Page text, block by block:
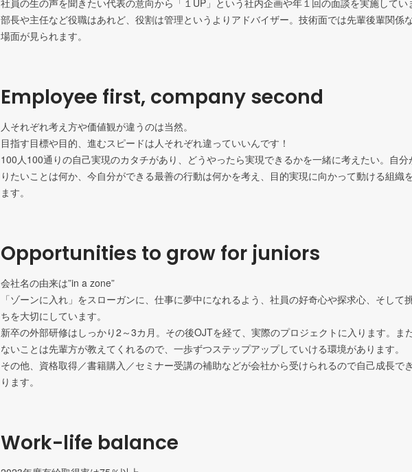
社員の生の声を聞きたい代表の意向から「１UP」という社内企画や年１回の面談を実施してい
部長や主任など役職はあれど、役割は管理というよりアドバイザー。技術面では先輩後輩関係
場面が見られます。
Employee first, company second
人それぞれ考え方や価値観が違うのは当然。
目指す目標や目的、進むスピードは人それぞれ違っていいんです！
100人100通りの自己実現のカタチがあり、どうやったら実現できるかを一緒に考えたい。自分
りたいことは何か、今自分ができる最善の行動は何かを考え、目的実現に向かって動ける組織
ます。
Opportunities to grow for juniors
会社名の由来は”in a zone”
「ゾーンに入れ」をスローガンに、仕事に夢中になれるよう、社員の好奇心や探求心、そして
ちを大切にしています。
新卒の外部研修はしっかり2～3カ月。その後OJTを経て、実際のプロジェクトに入ります。ま
ないことは先輩方が教えてくれるので、一歩ずつステップアップしていける環境があります。
その他、資格取得／書籍購入／セミナー受講の補助などが会社から受けられるので自己成長で
ります。
Work-life balance